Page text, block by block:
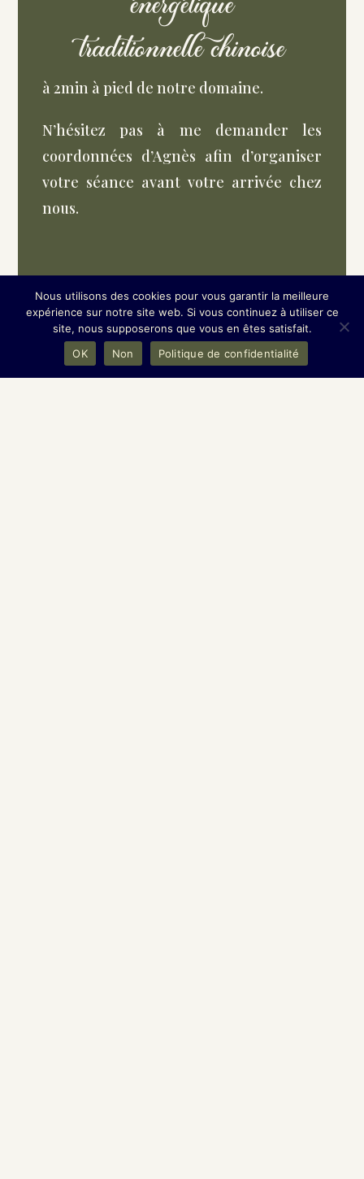
énergétique
traditionnelle chinoise
à 2min à pied de notre domaine.
N’hésitez pas à me demander les
coordonnées d’Agnès afin d’organiser
votre séance avant votre arrivée chez
nous.
Nous utilisons des cookies pour vous garantir la meilleure
expérience sur notre site web. Si vous continuez à utiliser ce
site, nous supposerons que vous en êtes satisfait.
OK
Non Politique de confidentialité